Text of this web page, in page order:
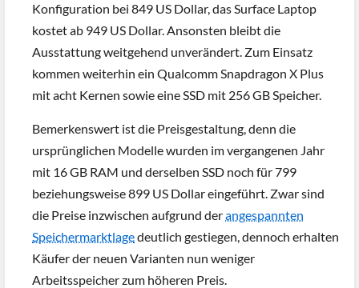
Konfiguration bei 849 US Dollar, das Surface Laptop
kostet ab 949 US Dollar. Ansonsten bleibt die
Ausstattung weitgehend unverändert. Zum Einsatz
kommen weiterhin ein Qualcomm Snapdragon X Plus
mit acht Kernen sowie eine SSD mit 256 GB Speicher.
Bemerkenswert ist die Preisgestaltung, denn die
ursprünglichen Modelle wurden im vergangenen Jahr
mit 16 GB RAM und derselben SSD noch für 799
beziehungsweise 899 US Dollar eingeführt. Zwar sind
die Preise inzwischen aufgrund derangespannten
Speichermarktlagedeutlich gestiegen, dennoch erhalten
Käufer der neuen Varianten nun weniger
Arbeitsspeicher zum höheren Preis.